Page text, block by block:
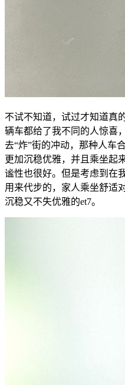
不试不知道，试过才知道真
辆车都给了我不同的人惊喜
去“炸”街的冲动，那种人车
更加沉稳优雅，并且乘坐起
谧性也很好。但是考虑到在
用来代步的，家人乘坐舒适
沉稳又不失优雅的et7。